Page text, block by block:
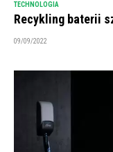
TECHNOLOGIA
Recykling baterii
09/09/2022